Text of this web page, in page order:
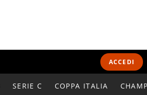
ACCEDI
SERIE C COPPA ITALIA